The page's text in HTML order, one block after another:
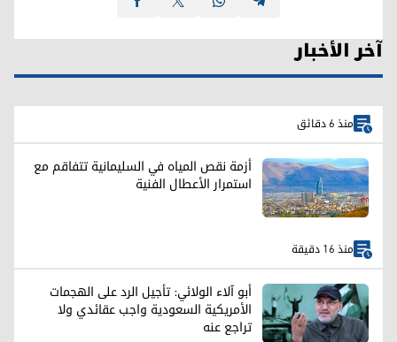
آخر الأخبار
منذ 6 دقائق
أزمة نقص المياه في السليمانية تتفاقم مع
استمرار الأعطال الفنية
منذ 16 دقيقة
أبو آلاء الولائي: تأجيل الرد على الهجمات
الأمريكية السعودية واجب عقائدي ولا
تراجع عنه